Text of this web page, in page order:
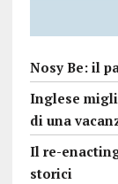
Nosy Be: il
Inglese
di una
Il re-
storici